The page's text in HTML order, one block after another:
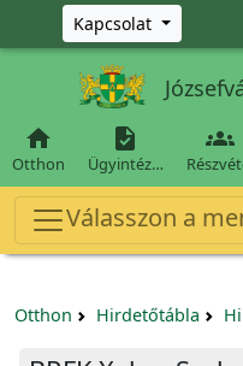
Ugrás a fő tartalomra
Kapcsolat

Otthon

Ügyintéz…

Válasszon a
Otthon Hirdetőtábla